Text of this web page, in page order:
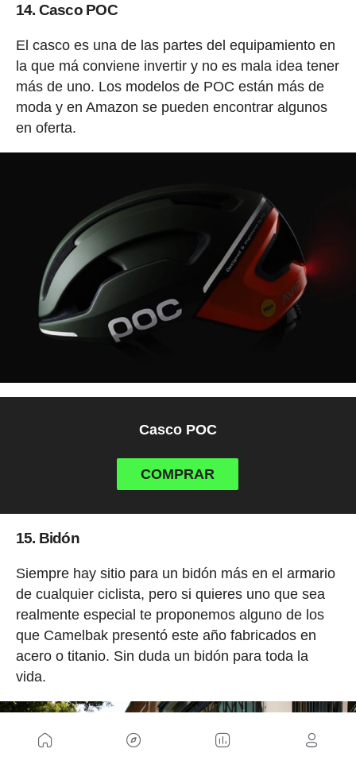
14. Casco POC
El casco es una de las partes del equipamiento en
la que má conviene invertir y no es mala idea tener
más de uno. Los modelos de POC están más de
moda y en Amazon se pueden encontrar algunos
en oferta.
Casco POC
COMPRAR
15. Bidón
Siempre hay sitio para un bidón más en el armario
de cualquier ciclista, pero si quieres uno que sea
realmente especial te proponemos alguno de los
que Camelbak presentó este año fabricados en
acero o titanio. Sin duda un bidón para toda la
vida.